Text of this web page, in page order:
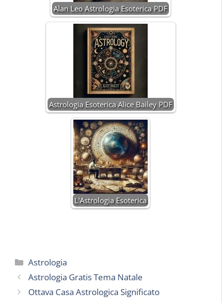
Alan Leo Astrologia Esoterica PDF
Astrologia Esoterica Alice Bailey PDF
L'Astrologia Esoterica
Categorie
Astrologia
Astrologia Gratis Tema Natale
Ottava Casa Astrologica Significato